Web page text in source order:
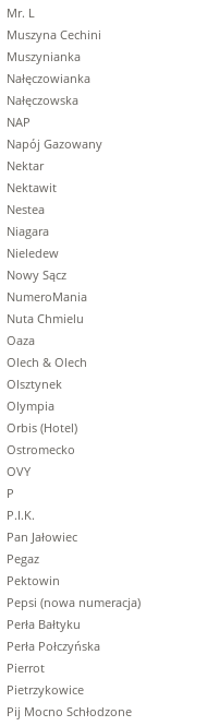
Mr. L
Muszyna Cechini
Muszynianka
Nałęczowianka
Nałęczowska
NAP
Napój Gazowany
Nektar
Nektawit
Nestea
Niagara
Nieledew
Nowy Sącz
NumeroMania
Nuta Chmielu
Oaza
Olech & Olech
Olsztynek
Olympia
Orbis (Hotel)
Ostromecko
OVY
P
P.I.K.
Pan Jałowiec
Pegaz
Pektowin
Pepsi (nowa numeracja)
Perła Bałtyku
Perła Połczyńska
Pierrot
Pietrzykowice
Pij Mocno Schłodzone